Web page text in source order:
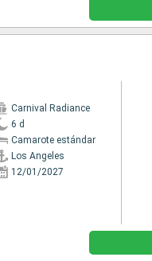
Carnival Radiance
6 d
Camarote estándar
Los Angeles
12/01/2027